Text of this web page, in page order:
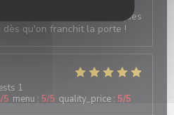
la nourriture
que le Patron fantastiques
dès qu'on franchit la porte !
1
/5 menu : 5/5 quality_price : 5/5